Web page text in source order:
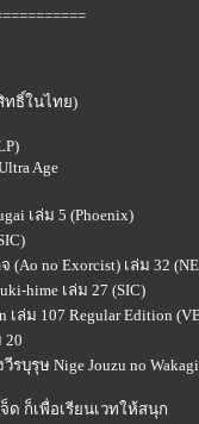
ทธิ์ในไทย)
Age
เล่ม 5 (Phoenix)
no Exorcist) เล่ม 32
hime เล่ม 27 (SIC)
ล่ม 107 Regular Edition
20
รุษ Nige Jouzu no
ด ก็เพื่อเรียนเวทให้สนุก